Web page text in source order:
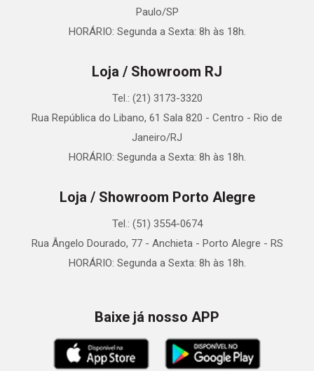
Paulo/SP
HORÁRIO: Segunda a Sexta: 8h às 18h.
Loja / Showroom RJ
Tel.: (21) 3173-3320
Rua República do Libano, 61 Sala 820 - Centro - Rio de
Janeiro/RJ
HORÁRIO: Segunda a Sexta: 8h às 18h.
Loja / Showroom Porto Alegre
Tel.: (51) 3554-0674
Rua Ângelo Dourado, 77 - Anchieta - Porto Alegre - RS
HORÁRIO: Segunda a Sexta: 8h às 18h.
Baixe já nosso APP